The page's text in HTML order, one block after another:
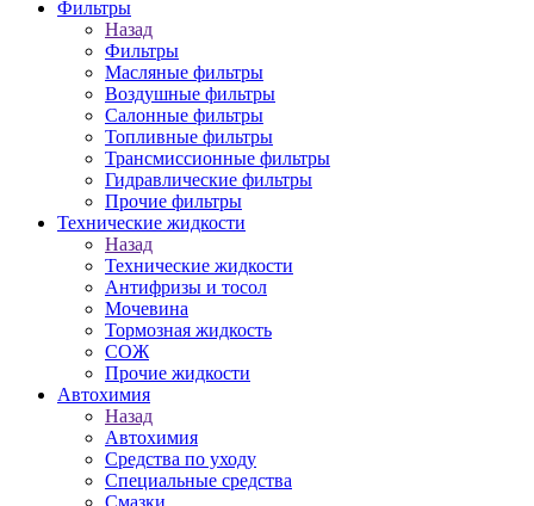
Фильтры
Назад
Фильтры
Масляные фильтры
Воздушные фильтры
Салонные фильтры
Топливные фильтры
Трансмиссионные фильтры
Гидравлические фильтры
Прочие фильтры
Технические жидкости
Назад
Технические жидкости
Антифризы и тосол
Мочевина
Тормозная жидкость
СОЖ
Прочие жидкости
Автохимия
Назад
Автохимия
Средства по уходу
Специальные средства
Смазки